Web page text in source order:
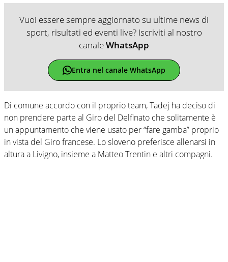
Vuoi essere sempre aggiornato su ultime news di
sport, risultati ed eventi live? Iscriviti al nostro
canaleWhatsApp
Entra nel canale WhatsApp
Di comune accordo con il proprio team, Tadej ha deciso di
non prendere parte al Giro del Delfinato che solitamente è
un appuntamento che viene usato per “fare gamba” proprio
in vista del Giro francese. Lo sloveno preferisce allenarsi in
altura a Livigno, insieme a Matteo Trentin e altri compagni.